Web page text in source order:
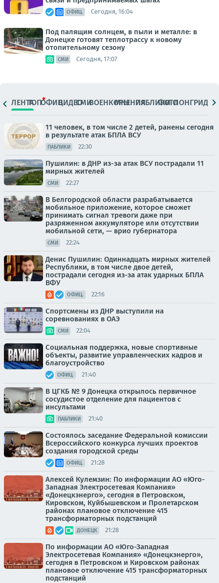
ОФИЦ. Сегодня, 16:04
Под палящим солнцем, в пыли и металле: в
Донецке готовят теплотрассу к новому
отопительному сезону
СМИ Сегодня, 17:07
ЛЕНТАТОПОФИЦ.ВИДЕОСМИВОЕНКОРЫМНЕНИЯПАБЛИКИ
ФОТОЛОНГРИДЫ
11 человек, в том числе 2 детей, ранены сегодня
в результате атак БПЛА ВСУ
ПАБЛИКИ 22:30
Пушилин: в ДНР из-за атак ВСУ пострадали 11
мирных жителей
СМИ 22:27
В Белгородской области разрабатывается
мобильное приложение, которое сможет
принимать сигнал тревоги даже при
разряженном аккумуляторе или отсутствии
мобильной сети, — врио губернатора
СМИ 22:24
Денис Пушилин: Одиннадцать мирных жителей
Республики, в том числе двое детей,
пострадали сегодня из-за атак ударных БПЛА
ВФУ
ОФИЦ. 22:16
Спортсмены из ДНР выступили на
соревнованиях в ОАЭ
СМИ 22:04
Социальная поддержка, новые спортивные
объекты, развитие управленческих кадров и
благоустройство
ОФИЦ. 21:40
В ЦГКБ № 9 Донецка открылось первичное
сосудистое отделение для пациентов с
инсультами
ПАБЛИКИ 21:40
Состоялось заседание Федеральной комиссии
Всероссийского конкурса лучших проектов
создания городской среды
ОФИЦ. 21:28
Алексей Кулемзин: По информации АО «Юго-
Западная Электросетевая Компания»
«Донецкэнерго», сегодня в Петровском,
Кировском, Куйбышевском и Пролетарском
районах плановое отключение 415
трансформаторных подстанций
ДОНЕЦК 21:28
По информации АО «Юго-Западная
Электросетевая Компания» «Донецкэнерго»,
сегодня в Петровском и Кировском районах
плановое отключение 415 трансформаторных
подстанций